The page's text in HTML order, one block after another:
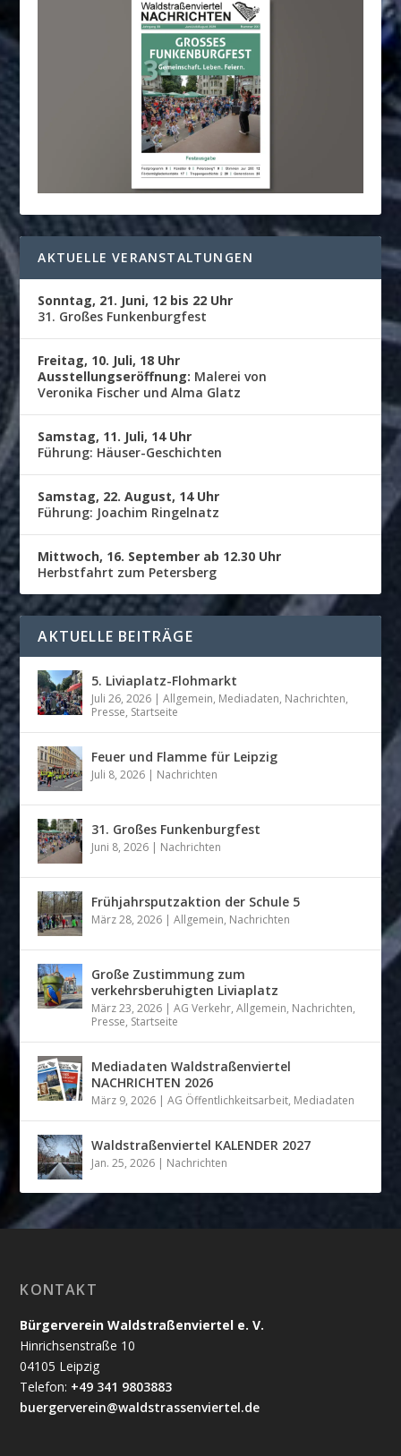
AKTUELLE VERANSTALTUNGEN
Sonntag, 21. Juni, 12 bis 22 Uhr
31. Großes Funkenburgfest
Freitag, 10. Juli, 18 Uhr
Ausstellungseröffnung: Malerei von
Veronika Fischer und Alma Glatz
Samstag, 11. Juli, 14 Uhr
Führung: Häuser-Geschichten
Samstag, 22. August, 14 Uhr
Führung: Joachim Ringelnatz
Mittwoch, 16. September ab 12.30 Uhr
Herbstfahrt zum Petersberg
AKTUELLE BEITRÄGE
5. Liviaplatz-Flohmarkt
Juli 26, 2026 |Allgemein, Mediadaten, Nachrichten,
Presse, Startseite
Feuer und Flamme für Leipzig
Juli 8, 2026 | Nachrichten
31. Großes Funkenburgfest
Juni 8, 2026 | Nachrichten
Frühjahrsputzaktion der Schule 5
März 28, 2026 |Allgemein, Nachrichten
Große Zustimmung zum
verkehrsberuhigten Liviaplatz
März 23, 2026 |AG Verkehr,Allgemein, Nachrichten,
Presse, Startseite
Mediadaten Waldstraßenviertel
NACHRICHTEN 2026
März 9, 2026 |AG Öffentlichkeitsarbeit, Mediadaten
Waldstraßenviertel KALENDER 2027
Jan. 25, 2026 | Nachrichten
KONTAKT
Bürgerverein Waldstraßenviertel e. V.
Hinrichsenstraße 10
04105 Leipzig
Telefon: +49 341 9803883
buergerverein@waldstrassenviertel.de